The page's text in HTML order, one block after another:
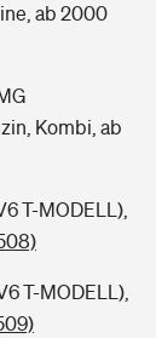
ab 2000
Kombi, ab
T-MODELL),
T-MODELL),